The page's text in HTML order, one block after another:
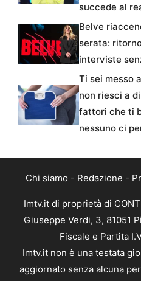
succede al
Belve
serata:
interviste
Ti sei messo
non riesci a
fattori che ti
nessuno ci
Chi siamo - Redazione -
Imtv.it di proprietà di
Giuseppe Verdi, 3, 81051
Fiscale e Partita
Imtv.it non è una testata
aggiornato senza alcuna